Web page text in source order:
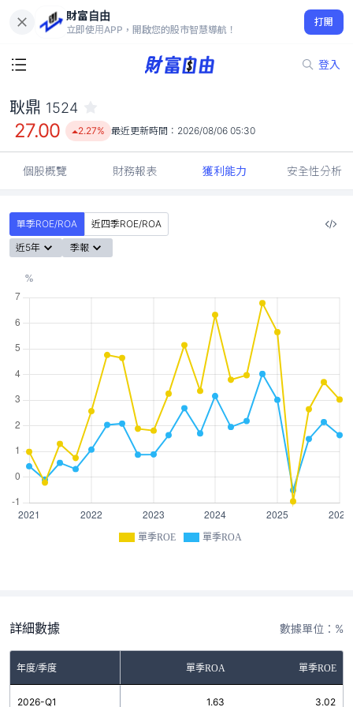
財富自由
立即使用APP，開啟您的股市智慧導航！
打開
登入
27.00
2.27%
耿鼎 1524
27.00 2.27% 最近更新時間： 2026/08/06 05:30
個股概覽 財務報表 獲利能力 安全性分析
單季ROE/ROA
近四季ROE/ROA
近5年
季報
單季ROE 單季ROA
詳細數據 數據單位：%
年度/季度 單季ROA 單季ROE
2026-Q1 1.63 3.02